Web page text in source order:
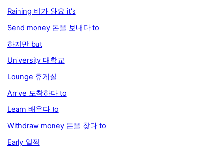
Raining 비가 와요 it's
Send money 돈을 보내다 to
하지만 but
University 대학교
Lounge 휴게실
Arrive 도착하다 to
Learn 배우다 to
Withdraw money 돈을 찾다 to
Early 일찍